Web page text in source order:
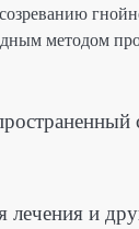
методом
и